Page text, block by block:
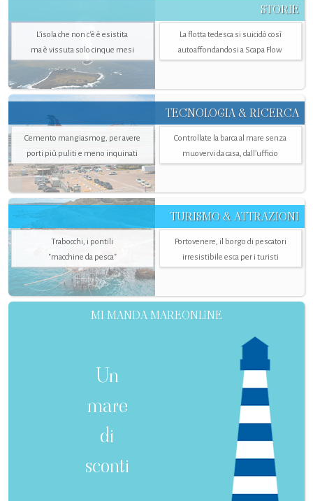
STORIE
L’isola che non c'è è esistita
ma è vissuta solo cinque mesi
La flotta tedesca si suicidò così
autoaffondandosi a Scapa Flow
TECNOLOGIA & RICERCA
Cemento mangiasmog, per avere
porti più puliti e meno inquinati
Controllate la barca al mare senza
muovervi da casa, dall’ufficio
TURISMO & ATTRAZIONI
Trabocchi, i pontili
"macchine da pesca"
Portovenere, il borgo di pescatori
irresistibile esca per i turisti
MI MANDA MAREONLINE
Un
mare
di
sconti